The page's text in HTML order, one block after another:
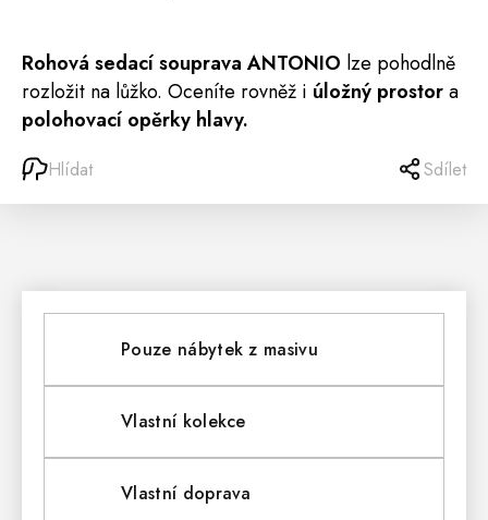
Rohová sedací souprava ANTONIO lze pohodlně
rozložit na lůžko. Oceníte rovněž i úložný prostora
polohovací opěrky hlavy.
Hlídat Sdílet
Pouze nábytek z masivu
Vlastní kolekce
Vlastní doprava